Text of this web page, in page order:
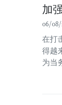
加
06/08/
在打
得越
为当